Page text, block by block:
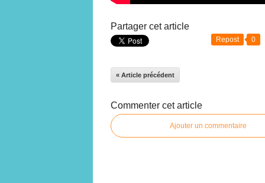
Partager cet article
Repost 0
« Article précédent
Commenter cet article
Ajouter un commentaire